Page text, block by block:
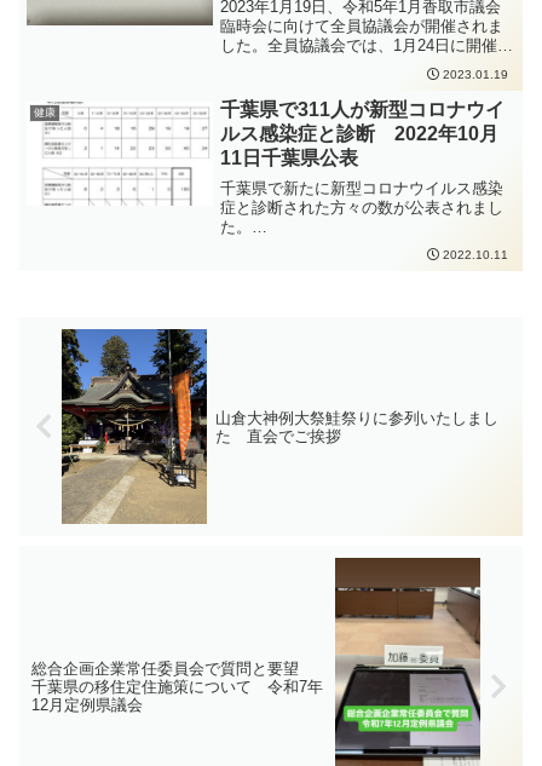
2023年1月19日、令和5年1月香取市議会
臨時会に向けて全員協議会が開催されま
した。全員協議会では、1月24日に開催さ
れる予定の令和5年1月香取市議会臨時会
の運営についての協議と、令和4年12月香
取市議会定例会で議決した、旧八都第二
小学校の利活用について、優先交渉権者
の串カツ田中ホールディングスが提案事
業を取下げたことが報告されました。旧
八都第二小学校の利活用についての報告
を受け、交渉の方法等について質問を
し、香取市にとって不利にならないよう
な交渉の進め方等について、ご提案いた
しました。旧八都第二小学校の利活用に
2023.01.19
健康
千葉県で311人が新型コロナウイ
ルス感染症と診断 2022年10月
11日千葉県公表
千葉県で新たに新型コロナウイルス感染
症と診断された方々の数が公表されまし
た。
https://www.pref.chiba.lg.jp/shippei/press/
2022/ncov20221011-1.html発生届出の対
感染拡大防止のため、手洗いの徹底、人
と人との距離をできるだけ2m以上（最低
2022.10.11
山倉大神例大祭鮭祭りに参列いたしまし
た 直会でご挨拶
総合企画企業常任委員会で質問と要望
千葉県の移住定住施策について 令和7年
12月定例県議会